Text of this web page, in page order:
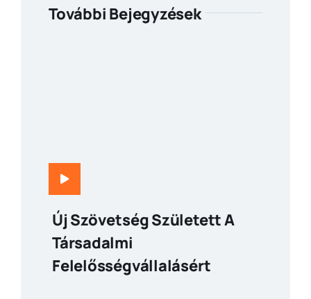
További Bejegyzések
Új Szövetség Született A
Társadalmi
Felelősségvállalásért